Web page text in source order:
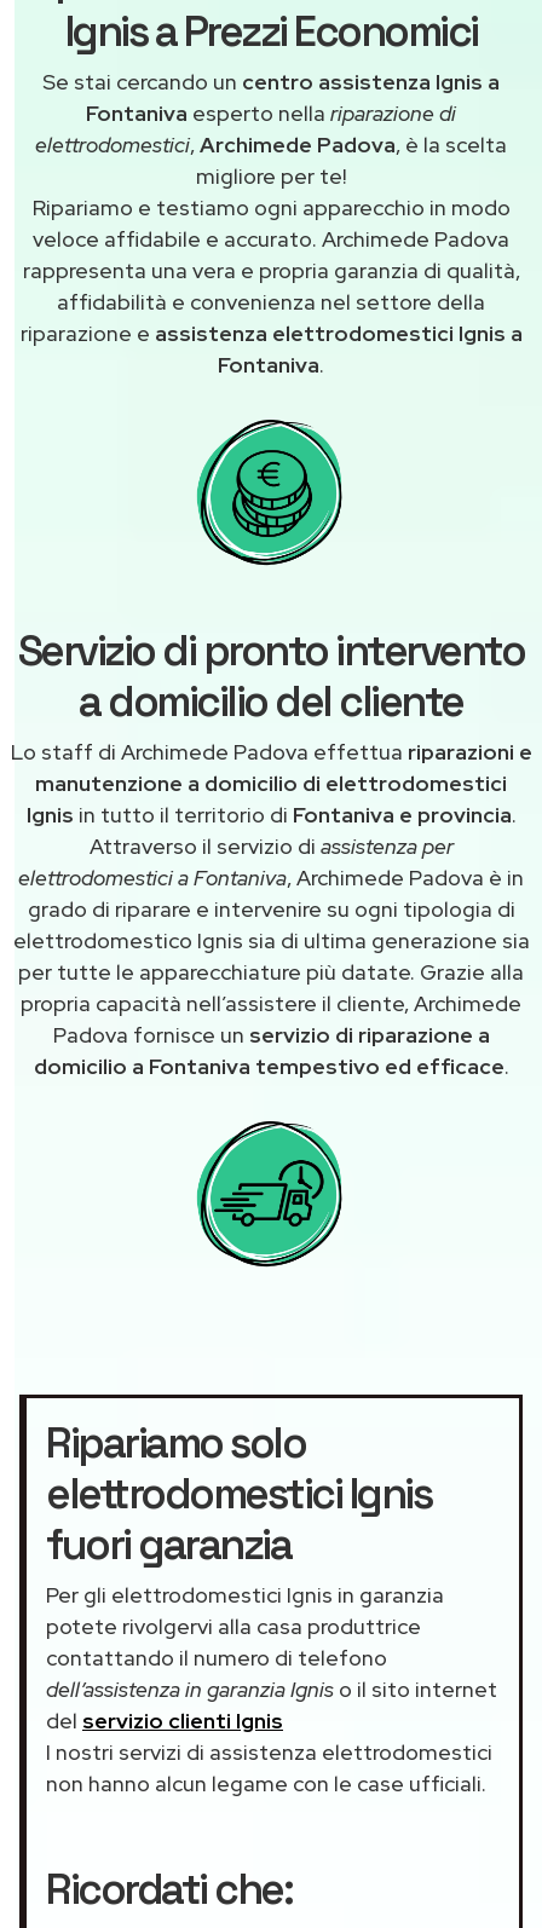
Ignis a Prezzi Economici
Se stai cercando un centro assistenza Ignis a
Fontaniva esperto nella riparazione di
elettrodomestici,Archimede Padova, è la scelta
migliore per te!
Ripariamo e testiamo ogni apparecchio in modo
veloce affidabile e accurato. Archimede Padova
rappresenta una vera e propria garanzia di qualità,
affidabilità e convenienza nel settore della
riparazione e assistenza elettrodomestici Ignis a
Fontaniva.
Servizio di pronto intervento
a domicilio del cliente
Lo staff di Archimede Padova effettua riparazioni e
manutenzione a domicilio di elettrodomestici
Ignis in tutto il territorio di Fontaniva e provincia.
Attraverso il servizio di assistenza per
elettrodomestici a Fontaniva, Archimede Padova è in
grado di riparare e intervenire su ogni tipologia di
elettrodomestico Ignis sia di ultima generazione sia
per tutte le apparecchiature più datate. Grazie alla
propria capacità nell’assistere il cliente, Archimede
Padova fornisce un servizio di riparazione a
domicilio a Fontaniva tempestivo ed efficace.
Ripariamo solo
elettrodomestici Ignis
fuori garanzia
Per gli elettrodomestici Ignis in garanzia
potete rivolgervi alla casa produttrice
contattando il numero di telefono
dell’assistenza in garanzia Ignis o il sito internet
del servizio clienti Ignis
I nostri servizi di assistenza elettrodomestici
non hanno alcun legame con le case ufficiali.
Ricordati che: